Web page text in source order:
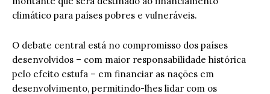
climático para países pobres e vulneráveis.
O debate central está no compromisso dos países
desenvolvidos – com maior responsabilidade histórica
pelo efeito estufa – em financiar as nações em
desenvolvimento, permitindo-lhes lidar com os